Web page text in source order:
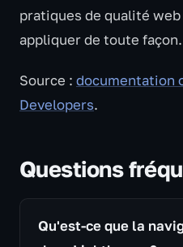
pratiques de qualité web
appliquer de toute façon.
Source : documentation
Developers.
Questions
Qu'est-ce que la